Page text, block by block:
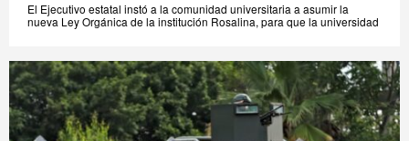
El Ejecutivo estatal instó a la comunidad universitaria a asumir la
nueva Ley Orgánica de la institución Rosalina, para que la universidad